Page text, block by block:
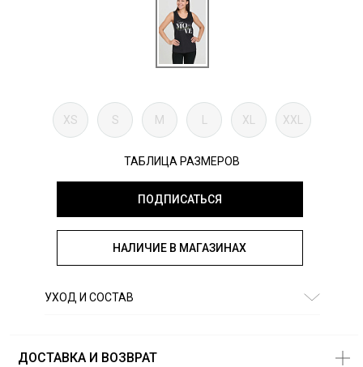
XS S M L XL XXL
ТАБЛИЦА РАЗМЕРОВ
ПОДПИСАТЬСЯ
НАЛИЧИЕ В МАГАЗИНАХ
УХОД И СОСТАВ
ДОСТАВКА И ВОЗВРАТ